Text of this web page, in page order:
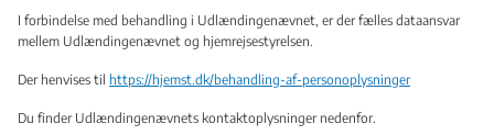
I forbindelse med behandling i Udlændingenævnet, er der fælles dataansvar
mellem Udlændingenævnet og hjemrejsestyrelsen.
Der henvises til https://hjemst.dk/behandling-af-personoplysninger
Du finder Udlændingenævnets kontaktoplysninger nedenfor.